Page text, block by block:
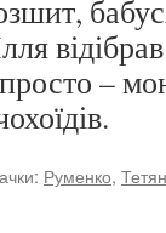
–
Руменко,